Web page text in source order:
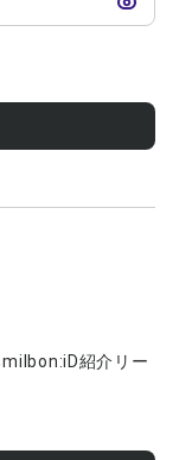
紹介リー